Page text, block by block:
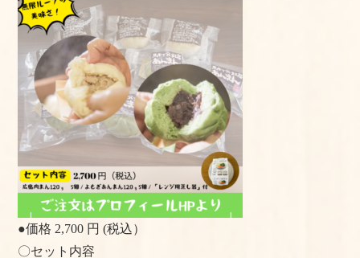
●価格 2,700 円 (税込）
〇セット内容